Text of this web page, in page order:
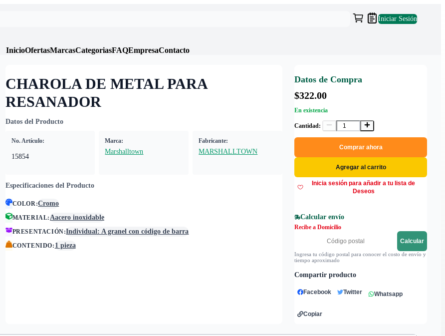
Iniciar Sesión
InicioOfertasMarcasCategoriasFAQEmpresaContacto
CHAROLA DE METAL PARA
RESANADOR
Datos del Producto
No. Artículo:
15854
Marca:
Marshalltown
Fabricante:
MARSHALLTOWN
Especificaciones del Producto
COLOR:Cromo
MATERIAL:Aacero inoxidable
PRESENTACIÓN:Individual: A granel con código de barra
CONTENIDO: 1 pieza
Datos de Compra
$322.00
En existencia
Cantidad:
Comprar ahora
Agregar al carrito
Inicia sesión para añadir a tu lista de
Deseos
Calcular envío
Recibe a Domicilio
Calcular
Ingresa tu código postal para conocer el costo de envío y
tiempo aproximado
Compartir producto
Facebook Twitter Whatsapp
Copiar